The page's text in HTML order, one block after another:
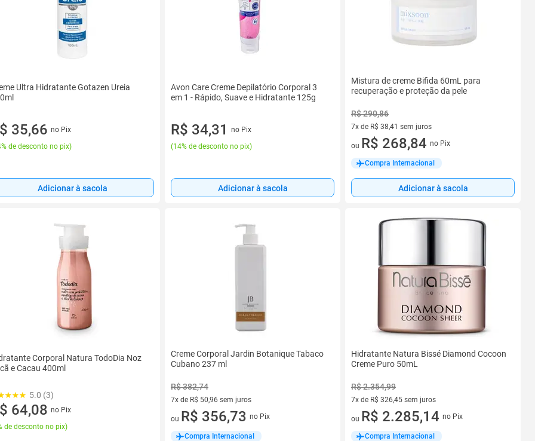
Ultra Hidratante Gotazen Ureia
35,66 no Pix
de desconto no pix)
Adicionar à sacola
Avon Care Creme Depilatório Corporal 3
em 1 - Rápido, Suave e Hidratante 125g
R$ 34,31
no Pix
(14% de desconto no pix)
Adicionar à sacola
Mistura de creme Bifida 60mL para
recuperação e proteção da pele
R$ 290,86
7x de R$ 38,41 sem juros
7 vez de R$ 38,41 sem juros
ou R$ 268,84 no Pix
Compra Internacional
Adicionar à sacola
Corporal Natura TodoDia Noz
e Cacau 400ml
5.0 (3)
64,08 no Pix
de desconto no pix)
Creme Corporal Jardin Botanique Tabaco
Cubano 237 ml
R$ 382,74
7x de R$ 50,96 sem juros
7 vez de R$ 50,96 sem juros
ou R$ 356,73 no Pix
Compra Internacional
Hidratante Natura Bissé Diamond Cocoon
Creme Puro 50mL
R$ 2.354,99
7x de R$ 326,45 sem juros
7 vez de R$ 326,45 sem juros
ou R$ 2.285,14 no Pix
Compra Internacional